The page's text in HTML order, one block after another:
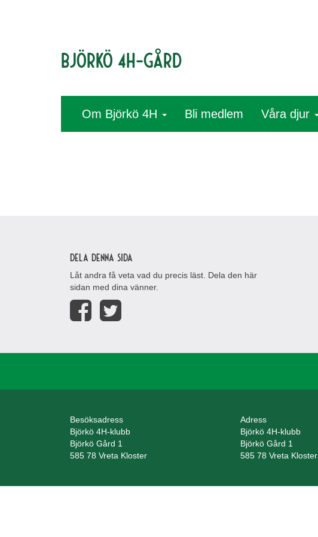
Björkö 4H-gård
Om Björkö 4H Bli medlem Våra djur
Dela denna sida
Låt andra få veta vad du precis läst. Dela den här
sidan med dina vänner.
Besöksadress
Björkö 4H-klubb
Björkö Gård 1
585 78 Vreta Kloster
Adress
Björkö 4H-klubb
Björkö Gård 1
585 78 Vreta Kloster